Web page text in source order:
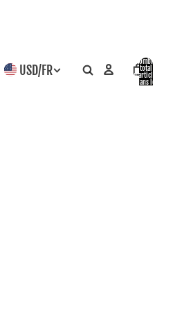
USD/FR
Nombre
total
d’articles
dans le